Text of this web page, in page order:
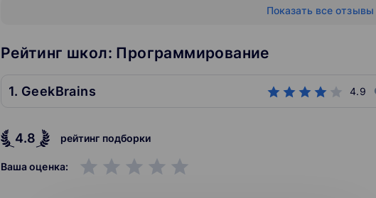
Показать все отзывы
Рейтинг школ: Программирование
1. GeekBrains 4.9
4.8 рейтинг подборки
Ваша оценка: grade grade grade grade grade